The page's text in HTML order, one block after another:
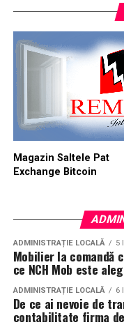
Magazin Saltele Pat
Exchange Bitcoin
ADMINISTRAȚIE LOCALĂ 5
Mobilier la comandă
ce NCH Mob este
ADMINISTRAȚIE LOCALĂ 6
De ce ai nevoie de
contabilitate firma